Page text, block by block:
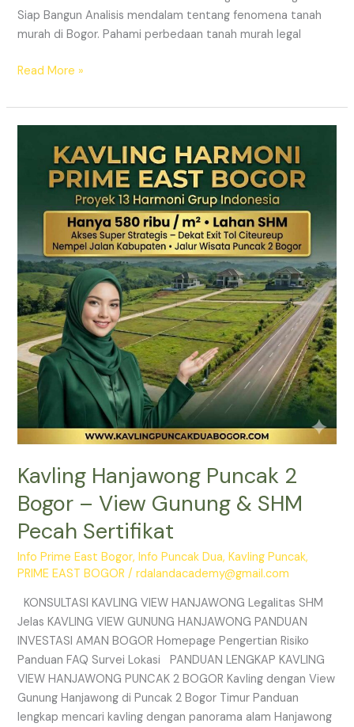
Siap Bangun Analisis mendalam tentang fenomena tanah
murah di Bogor. Pahami perbedaan tanah murah legal
Read More »
Kavling Hanjawong Puncak 2
Bogor – View Gunung & SHM
Pecah Sertifikat
Info Prime East Bogor,Info Puncak Dua,Kavling Puncak,
PRIME EAST BOGOR /rdalandacademy@gmail.com
KONSULTASI KAVLING VIEW HANJAWONG Legalitas SHM
Jelas KAVLING VIEW GUNUNG HANJAWONG PANDUAN
INVESTASI AMAN BOGOR Homepage Pengertian Risiko
Panduan FAQ Survei Lokasi PANDUAN LENGKAP KAVLING
VIEW HANJAWONG PUNCAK 2 BOGOR Kavling dengan View
Gunung Hanjawong di Puncak 2 Bogor Timur Panduan
lengkap mencari kavling dengan panorama alam Hanjawong
Hanjawong
Puncak
Bogor
Gunung
&
SHM
Pecah
Sertifikat